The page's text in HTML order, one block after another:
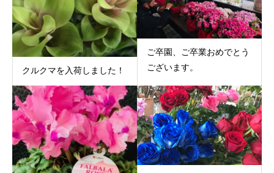
クルクマを入荷しました！
ご卒園、ご卒業おめでとう
ございます。